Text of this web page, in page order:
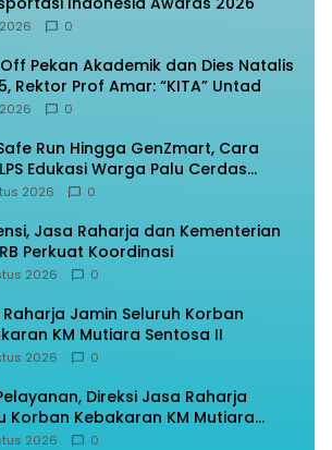
0
Pekan Akademik dan Dies Natalis
Rektor Prof Amar: “KITA” Untad
0
Run Hingga GenZmart, Cara
Edukasi Warga Palu Cerdas
2026 0
Jasa Raharja dan Kementerian
Perkuat Koordinasi
2026 0
Jamin Seluruh Korban
KM Mutiara Sentosa II
2026 0
Direksi Jasa Raharja
Korban Kebakaran KM Mutiara
II
2026 0